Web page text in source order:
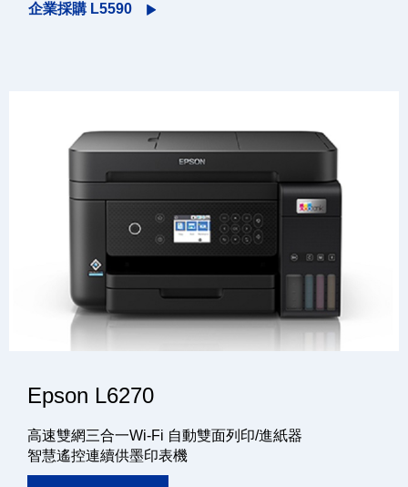
企業採購 L5590
Epson L6270
高速雙網三合一Wi-Fi 自動雙面列印/進紙器
智慧遙控連續供墨印表機